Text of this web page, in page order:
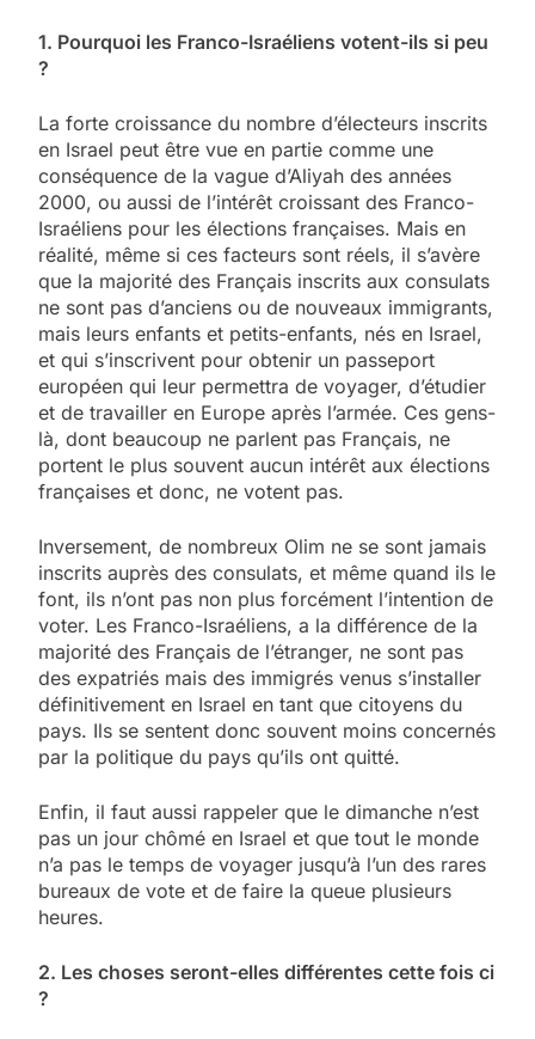
1. Pourquoi les Franco-Israéliens votent-ils si peu
?
La forte croissance du nombre d’électeurs inscrits
en Israel peut être vue en partie comme une
conséquence de la vague d’Aliyah des années
2000, ou aussi de l’intérêt croissant des Franco-
Israéliens pour les élections françaises. Mais en
réalité, même si ces facteurs sont réels, il s’avère
que la majorité des Français inscrits aux consulats
ne sont pas d’anciens ou de nouveaux immigrants,
mais leurs enfants et petits-enfants, nés en Israel,
et qui s’inscrivent pour obtenir un passeport
européen qui leur permettra de voyager, d’étudier
et de travailler en Europe après l’armée. Ces gens-
là, dont beaucoup ne parlent pas Français, ne
portent le plus souvent aucun intérêt aux élections
françaises et donc, ne votent pas.
Inversement, de nombreux Olim ne se sont jamais
inscrits auprès des consulats, et même quand ils le
font, ils n’ont pas non plus forcément l’intention de
voter. Les Franco-Israéliens, a la différence de la
majorité des Français de l’étranger, ne sont pas
des expatriés mais des immigrés venus s’installer
définitivement en Israel en tant que citoyens du
pays. Ils se sentent donc souvent moins concernés
par la politique du pays qu’ils ont quitté.
Enfin, il faut aussi rappeler que le dimanche n’est
pas un jour chômé en Israel et que tout le monde
n’a pas le temps de voyager jusqu’à l’un des rares
bureaux de vote et de faire la queue plusieurs
heures.
2. Les choses seront-elles différentes cette fois ci
?